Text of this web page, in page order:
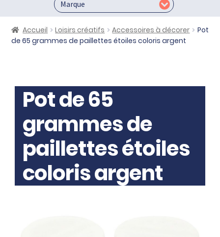
Accueil Loisirs créatifs Accessoires à décorer
Pot
de 65 grammes de paillettes étoiles coloris argent
Pot de 65
grammes de
paillettes étoiles
coloris argent